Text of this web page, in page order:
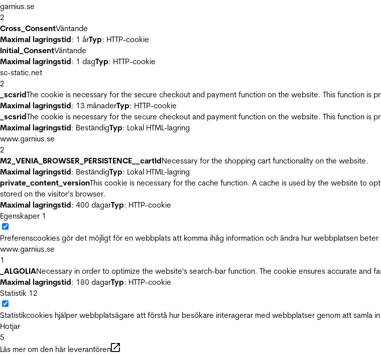
garnius.se
2
Cross_ConsentVäntande
Maximal lagringstid: 1 årTyp: HTTP-cookie
Initial_ConsentVäntande
Maximal lagringstid: 1 dagTyp: HTTP-cookie
sc-static.net
2
_scsridThe cookie is necessary for the secure checkout and payment function on the website. This function is
Maximal lagringstid: 13 månaderTyp: HTTP-cookie
_scsridThe cookie is necessary for the secure checkout and payment function on the website. This function is
Maximal lagringstid: BeständigTyp: Lokal HTML-lagring
www.garnius.se
2
M2_VENIA_BROWSER_PERSISTENCE__cartIdNecessary for the shopping cart functionality on the website.
Maximal lagringstid: BeständigTyp: Lokal HTML-lagring
private_content_versionThis cookie is necessary for the cache function. A cache is used by the website to
stored on the visitor’s browser.
Maximal lagringstid: 400 dagarTyp: HTTP-cookie
Egenskaper 1
Preferenscookies gör det möjligt för en webbplats att komma ihåg information och ändra hur webbplatsen
www.garnius.se
1
_ALGOLIANecessary in order to optimize the website's search-bar function. The cookie ensures accurate and
Maximal lagringstid: 180 dagarTyp: HTTP-cookie
Statistik 12
Statistikcookies hjälper webbplatsägare att förstå hur besökare interagerar med webbplatser genom att samla
Hotjar
5
Läs mer om den här leverantören